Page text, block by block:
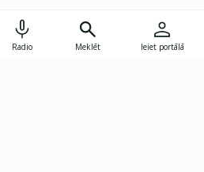
Radio Meklēt Ieiet portālā